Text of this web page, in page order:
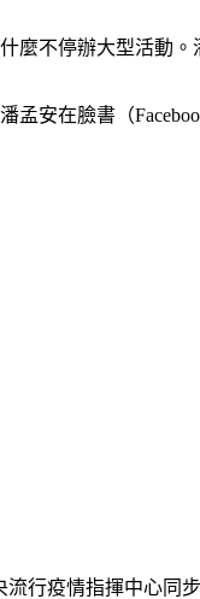
不停辦大型活動
安在臉書（
行疫情指揮中心同